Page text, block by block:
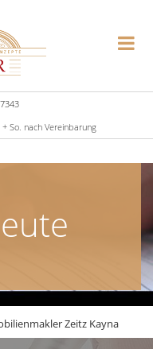
So. nach Vereinbarung
Zeitz Kayna